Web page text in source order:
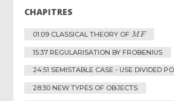
CHAPITRES
01:09 CLASSICAL THEORY OF MF
15:37 REGULARISATION BY FROBENIUS
24:51 SEMISTABLE CASE - USE DIVIDED
28:30 NEW TYPES OF OBJECTS